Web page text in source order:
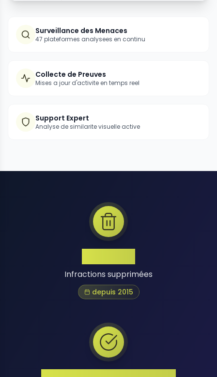
Surveillance des Menaces
47 plateformes analysees en continu
Collecte de Preuves
Mises a jour d'activite en temps reel
Support Expert
Analyse de similarite visuelle active
Infractions supprimées
depuis 2015